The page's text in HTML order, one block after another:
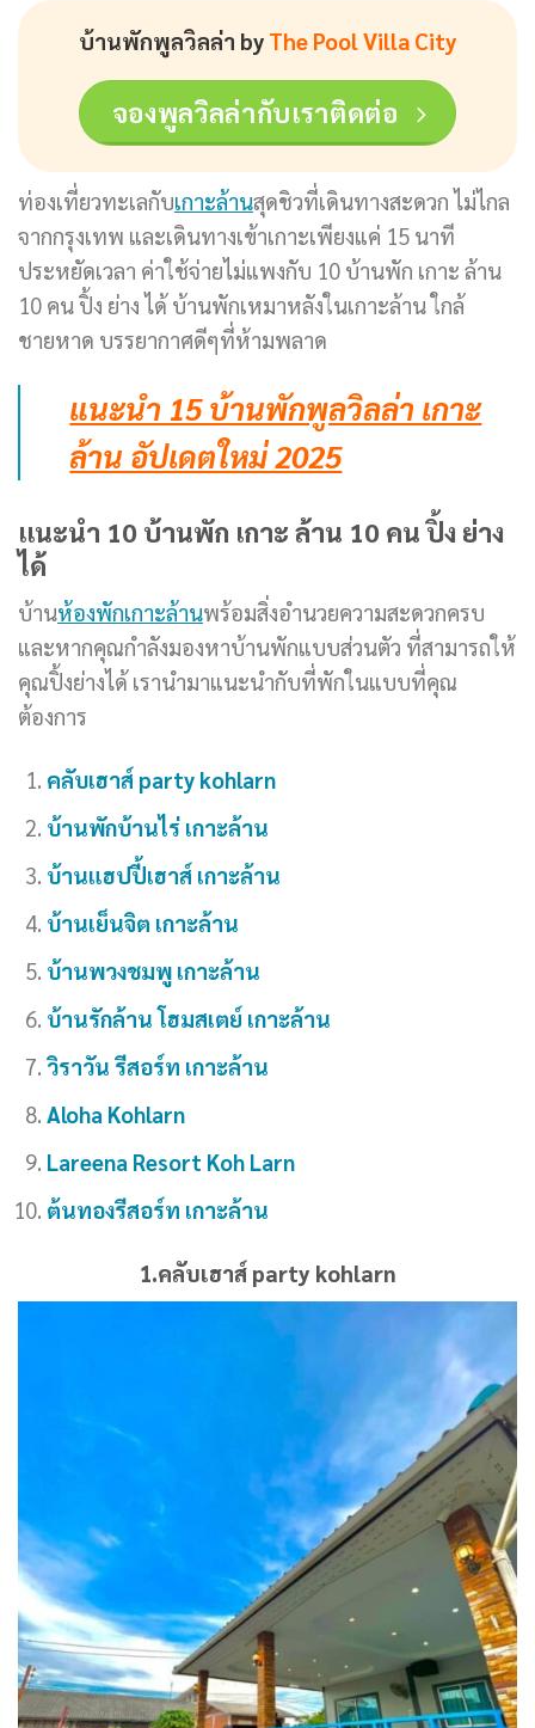
บ้านพักพูลวิลล่า by The Pool Villa City
จองพูลวิลล่ากับเราติดต่อ
ท่องเที่ยวทะเลกับเกาะล้านสุดชิวที่เดินทางสะดวก ไม่ไกล
จากกรุงเทพ และเดินทางเข้าเกาะเพียงแค่ 15 นาที
ประหยัดเวลา ค่าใช้จ่ายไม่แพงกับ 10 บ้านพัก เกาะ ล้าน
10 คน ปิ้ง ย่าง ได้ บ้านพักเหมาหลังในเกาะล้าน ใกล้
ชายหาด บรรยากาศดีๆที่ห้ามพลาด
แนะนำ 15 บ้านพักพูลวิลล่า เกาะ
ล้าน อัปเดตใหม่ 2025
แนะนำ 10 บ้านพัก เกาะ ล้าน 10 คน ปิ้ง ย่าง
ได้
บ้านห้องพักเกาะล้านพร้อมสิ่งอำนวยความสะดวกครบ
และหากคุณกำลังมองหาบ้านพักแบบส่วนตัว ที่สามารถให้
คุณปิ้งย่างได้ เรานำมาแนะนำกับที่พักในแบบที่คุณ
ต้องการ
คลับเฮาส์ party kohlarn
บ้านพักบ้านไร่ เกาะล้าน
บ้านแฮปปี้เฮาส์ เกาะล้าน
บ้านเย็นจิต เกาะล้าน
บ้านพวงชมพู เกาะล้าน
บ้านรักล้าน โฮมสเตย์ เกาะล้าน
วิราวัน รีสอร์ท เกาะล้าน
Aloha Kohlarn
Lareena Resort Koh Larn
ต้นทองรีสอร์ท เกาะล้าน
1.คลับเฮาส์ party kohlarn